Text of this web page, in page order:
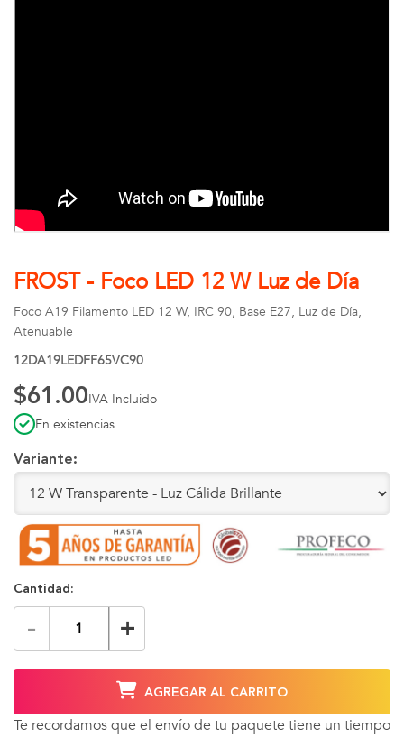
FROST - Foco LED 12 W Luz de Día
Foco A19 Filamento LED 12 W, IRC 90, Base E27, Luz de Día,
Atenuable
12DA19LEDFF65VC90
$61.00IVA Incluido
En existencias
Variante:
Cantidad:
- +
AGREGAR AL CARRITO
Te recordamos que el envío de tu paquete tiene un tiempo